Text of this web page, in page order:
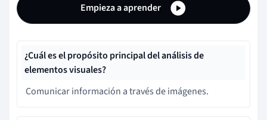
Empieza a aprender
¿Cuál es el propósito principal del análisis de
elementos visuales?
Comunicar información a través de imágenes.